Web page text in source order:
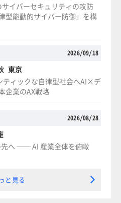
イバーセキュリティの攻防
型能動的サイバー防御」を構
2026/09/18
東京
ティックな自律型社会へAI×デ
企業のAX戦略
2026/08/28
先へ ── AI 産業全体を俯瞰
と見る